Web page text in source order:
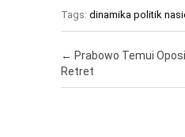
Tags: dinamika politik
Post navigation
← Prabowo Temui
Retret